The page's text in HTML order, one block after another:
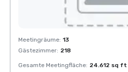
Removed from favorites
Meetingräume: 13
Gästezimmer: 218
Gesamte Meetingfläche: 24.612 sq ft